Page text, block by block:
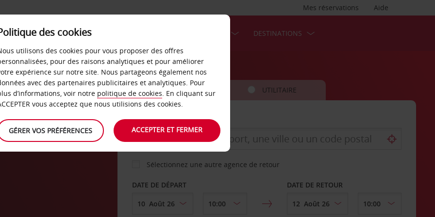
Aide
Mes réservations
LIBRE-SERVICE DESTINATIONS
VOITURE UTILITAIRE
AGENCE DE DÉPART
Sélectionnez une autre agence de retour
DATE DE DÉPART DATE DE RETOUR
des cookies
utilisons des cookies pour vous proposer des offres
pour des raisons analytiques et pour améliorer
expérience sur notre site. Nous partageons également nos
avec des partenaires publicitaires et analytiques. Pour
d’informations, voir notre politique de cookies. En cliquant sur
vous acceptez que nous utilisions des cookies.
GÉRER VOS PRÉFÉRENCES ACCEPTER ET FERMER